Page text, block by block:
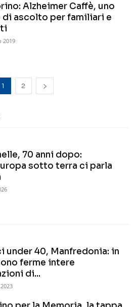
Alzheimer Caffè, uno
di ascolto per familiari e
2019
1 2
70 anni dopo:
sotto terra ci parla
under 40, Manfredonia: in
ferme intere
di...